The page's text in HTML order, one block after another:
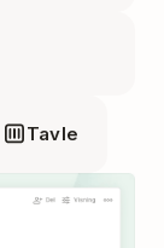
Tavle